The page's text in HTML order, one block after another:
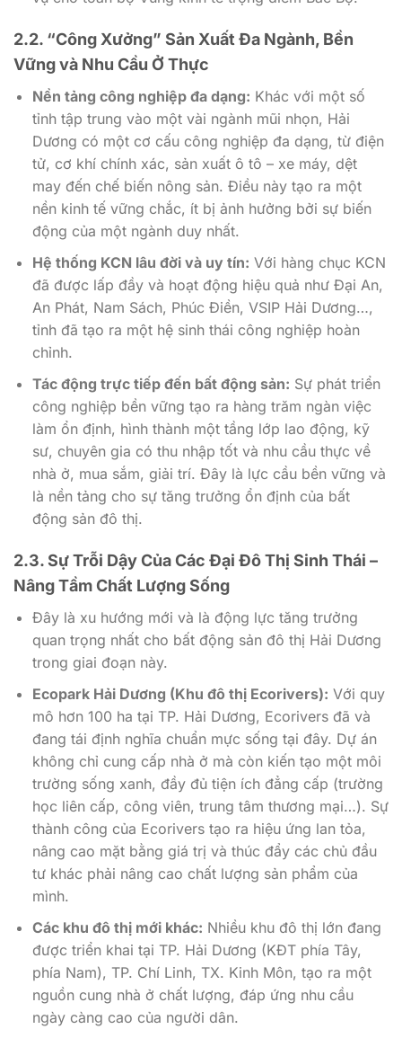
2.2. “Công Xưởng” Sản Xuất Đa Ngành, Bền
Vững và Nhu Cầu Ở Thực
Nền tảng công nghiệp đa dạng: Khác với một số
tỉnh tập trung vào một vài ngành mũi nhọn, Hải
Dương có một cơ cấu công nghiệp đa dạng, từ điện
tử, cơ khí chính xác, sản xuất ô tô – xe máy, dệt
may đến chế biến nông sản. Điều này tạo ra một
nền kinh tế vững chắc, ít bị ảnh hưởng bởi sự biến
động của một ngành duy nhất.
Hệ thống KCN lâu đời và uy tín: Với hàng chục KCN
đã được lấp đầy và hoạt động hiệu quả như Đại An,
An Phát, Nam Sách, Phúc Điền, VSIP Hải Dương…,
tỉnh đã tạo ra một hệ sinh thái công nghiệp hoàn
chỉnh.
Tác động trực tiếp đến bất động sản: Sự phát triển
công nghiệp bền vững tạo ra hàng trăm ngàn việc
làm ổn định, hình thành một tầng lớp lao động, kỹ
sư, chuyên gia có thu nhập tốt và nhu cầu thực về
nhà ở, mua sắm, giải trí. Đây là lực cầu bền vững và
là nền tảng cho sự tăng trưởng ổn định của bất
động sản đô thị.
2.3. Sự Trỗi Dậy Của Các Đại Đô Thị Sinh Thái –
Nâng Tầm Chất Lượng Sống
Đây là xu hướng mới và là động lực tăng trưởng
quan trọng nhất cho bất động sản đô thị Hải Dương
trong giai đoạn này.
Ecopark Hải Dương (Khu đô thị Ecorivers): Với quy
mô hơn 100 ha tại TP. Hải Dương, Ecorivers đã và
đang tái định nghĩa chuẩn mực sống tại đây. Dự án
không chỉ cung cấp nhà ở mà còn kiến tạo một môi
trường sống xanh, đầy đủ tiện ích đẳng cấp (trường
học liên cấp, công viên, trung tâm thương mại…). Sự
thành công của Ecorivers tạo ra hiệu ứng lan tỏa,
nâng cao mặt bằng giá trị và thúc đẩy các chủ đầu
tư khác phải nâng cao chất lượng sản phẩm của
mình.
Các khu đô thị mới khác: Nhiều khu đô thị lớn đang
được triển khai tại TP. Hải Dương (KĐT phía Tây,
phía Nam), TP. Chí Linh, TX. Kinh Môn, tạo ra một
nguồn cung nhà ở chất lượng, đáp ứng nhu cầu
ngày càng cao của người dân.